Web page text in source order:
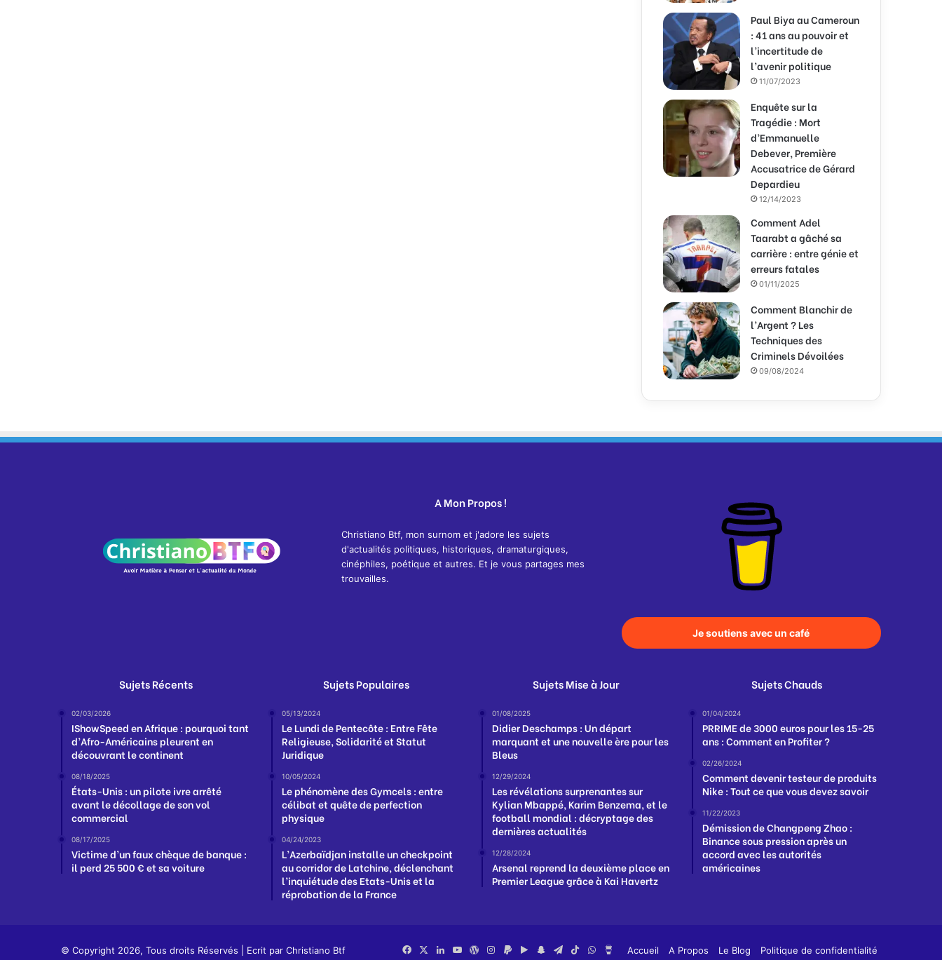
Paul Biya au Cameroun
: 41 ans au pouvoir et
l’incertitude de
l’avenir politique
11/07/2023
Enquête sur la
Tragédie : Mort
d’Emmanuelle
Debever, Première
Accusatrice de Gérard
Depardieu
12/14/2023
Comment Adel
Taarabt a gâché sa
carrière : entre génie et
erreurs fatales
01/11/2025
Comment Blanchir de
l’Argent ? Les
Techniques des
Criminels Dévoilées
09/08/2024
A Mon Propos !
Christiano Btf, mon surnom et j'adore les sujets
d'actualités politiques, historiques, dramaturgiques,
cinéphiles, poétique et autres. Et je vous partages mes
trouvailles.
Je soutiens avec un café
Sujets Récents
02/03/2026
IShowSpeed en Afrique : pourquoi tant
d’Afro-Américains pleurent en
découvrant le continent
08/18/2025
États-Unis : un pilote ivre arrêté
avant le décollage de son vol
commercial
08/17/2025
Victime d’un faux chèque de banque :
il perd 25 500 € et sa voiture
Sujets Populaires
05/13/2024
Le Lundi de Pentecôte : Entre Fête
Religieuse, Solidarité et Statut
Juridique
10/05/2024
Le phénomène des Gymcels : entre
célibat et quête de perfection
physique
04/24/2023
L’Azerbaïdjan installe un checkpoint
au corridor de Latchine, déclenchant
l’inquiétude des Etats-Unis et la
réprobation de la France
Sujets Mise à Jour
01/08/2025
Didier Deschamps : Un départ
marquant et une nouvelle ère pour les
Bleus
12/29/2024
Les révélations surprenantes sur
Kylian Mbappé, Karim Benzema, et le
football mondial : décryptage des
dernières actualités
12/28/2024
Arsenal reprend la deuxième place en
Premier League grâce à Kai Havertz
Sujets Chauds
01/04/2024
PRRIME de 3000 euros pour les 15-25
ans : Comment en Profiter ?
02/26/2024
Comment devenir testeur de produits
Nike : Tout ce que vous devez savoir
11/22/2023
Démission de Changpeng Zhao :
Binance sous pression après un
accord avec les autorités
américaines
© Copyright 2026, Tous droits Réservés | Ecrit par Christiano Btf Accueil A Propos Le Blog Politique de confidentialité
FacebookLinkedinYouTubeWordPress
Instagram
PayPalGoogleSnapchat
Telegram
TikTokWhatsApp
Buy